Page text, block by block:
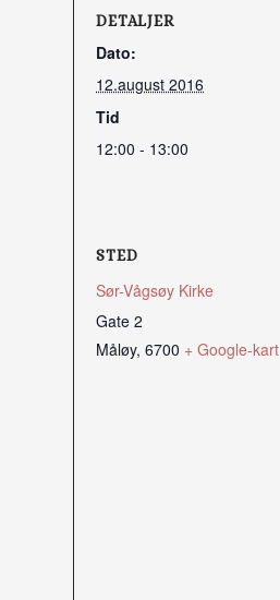
DETALJER
Dato:
12.august 2016
Tid
12:00 - 13:00
STED
Sør-Vågsøy Kirke
Gate 2
Måløy, 6700 + Google-kart